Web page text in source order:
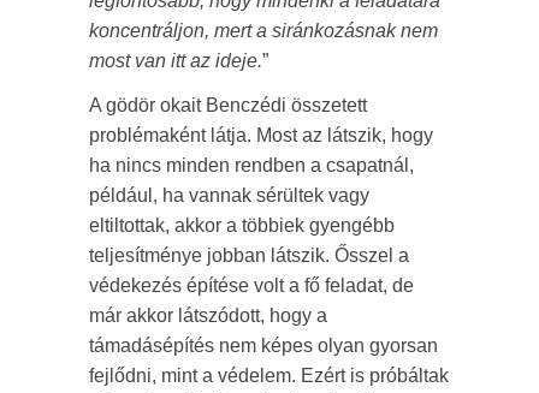
koncentráljon, mert a siránkozásnak nem
most van itt az ideje.”
A gödör okait Benczédi összetett
problémaként látja. Most az látszik, hogy
ha nincs minden rendben a csapatnál,
például, ha vannak sérültek vagy
eltiltottak, akkor a többiek gyengébb
teljesítménye jobban látszik. Ősszel a
védekezés építése volt a fő feladat, de
már akkor látszódott, hogy a
támadásépítés nem képes olyan gyorsan
fejlődni, mint a védelem. Ezért is próbáltak